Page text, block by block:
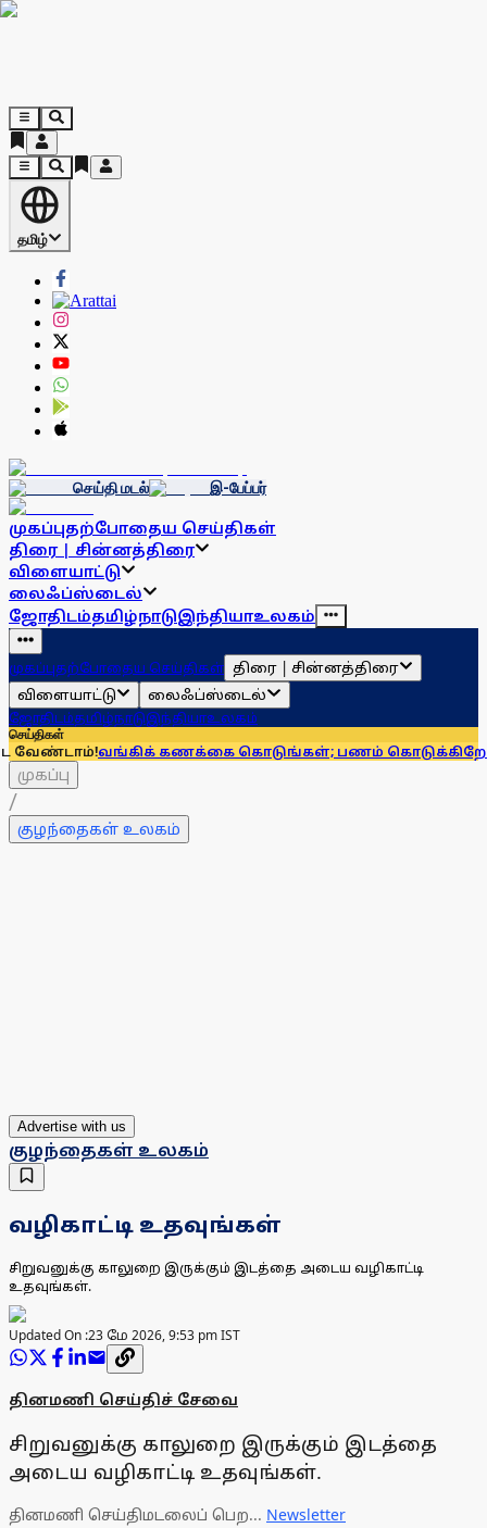
தமிழ்
செய்தி மடல் இ-பேப்பர்
முகப்புதற்போதைய செய்திகள்
திரை | சின்னத்திரை
விளையாட்டு
லைஃப்ஸ்டைல்
ஜோதிடம்தமிழ்நாடுஇந்தியாஉலகம்
முகப்புதற்போதைய செய்திகள் திரை | சின்னத்திரை
விளையாட்டு
லைஃப்ஸ்டைல்
ஜோதிடம்தமிழ்நாடுஇந்தியாஉலகம்
செய்திகள்
வங்கிக் கணக்கை கொடுங்கள்; பணம் கொடுக்கிறோம் என்று
முகப்பு
/
குழந்தைகள் உலகம்
Advertise with us
குழந்தைகள் உலகம்
வழிகாட்டி உதவுங்கள்
சிறுவனுக்கு காலுறை இருக்கும் இடத்தை அடைய வழிகாட்டி
உதவுங்கள்.
Updated On :23 மே 2026, 9:53 pm IST
தினமணி செய்திச் சேவை
சிறுவனுக்கு காலுறை இருக்கும் இடத்தை
அடைய வழிகாட்டி உதவுங்கள்.
தினமணி செய்திமடலைப் பெற... Newsletter